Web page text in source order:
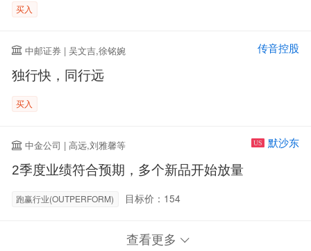
买入
中邮证券 | 吴文吉,徐铭婉 传音控股
独行快，同行远
买入
中金公司 | 高远,刘雅馨等 US 默沙东
2季度业绩符合预期，多个新品开始放量
跑赢行业(OUTPERFORM) 目标价：154
查看更多